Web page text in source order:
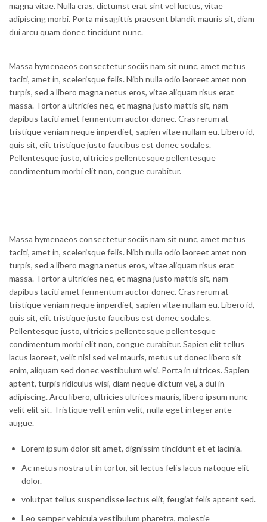
magna vitae. Nulla cras, dictumst erat sint vel luctus, vitae
adipiscing morbi. Porta mi sagittis praesent blandit mauris sit, diam
dui arcu quam donec tincidunt nunc.
Massa hymenaeos consectetur sociis nam sit nunc, amet metus
taciti, amet in, scelerisque felis. Nibh nulla odio laoreet amet non
turpis, sed a libero magna netus eros, vitae aliquam risus erat
massa. Tortor a ultricies nec, et magna justo mattis sit, nam
dapibus taciti amet fermentum auctor donec. Cras rerum at
tristique veniam neque imperdiet, sapien vitae nullam eu. Libero id,
quis sit, elit tristique justo faucibus est donec sodales.
Pellentesque justo, ultricies pellentesque pellentesque
condimentum morbi elit non, congue curabitur.
Massa hymenaeos consectetur sociis nam sit nunc, amet metus
taciti, amet in, scelerisque felis. Nibh nulla odio laoreet amet non
turpis, sed a libero magna netus eros, vitae aliquam risus erat
massa. Tortor a ultricies nec, et magna justo mattis sit, nam
dapibus taciti amet fermentum auctor donec. Cras rerum at
tristique veniam neque imperdiet, sapien vitae nullam eu. Libero id,
quis sit, elit tristique justo faucibus est donec sodales.
Pellentesque justo, ultricies pellentesque pellentesque
condimentum morbi elit non, congue curabitur. Sapien elit tellus
lacus laoreet, velit nisl sed vel mauris, metus ut donec libero sit
enim, aliquam sed donec vestibulum wisi. Porta in ultrices. Sapien
aptent, turpis ridiculus wisi, diam neque dictum vel, a dui in
adipiscing. Arcu libero, ultricies ultrices mauris, libero ipsum nunc
velit elit sit. Tristique velit enim velit, nulla eget integer ante
augue.
Lorem ipsum dolor sit amet, dignissim tincidunt et et lacinia.
Ac metus nostra ut in tortor, sit lectus felis lacus natoque elit
dolor.
volutpat tellus suspendisse lectus elit, feugiat felis aptent sed.
Leo semper vehicula vestibulum pharetra, molestie